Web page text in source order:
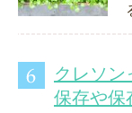
クレソン
保存や保